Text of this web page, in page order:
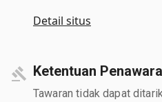
Detail situs
Ketentuan
Tawaran tidak dapat